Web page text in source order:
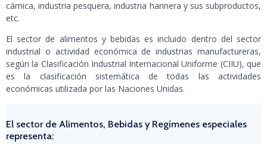
cárnica, industria pesquera, industria harinera y sus subproductos,
etc.
El sector de alimentos y bebidas es incluido dentro del sector
industrial o actividad económica de industrias manufactureras,
según la Clasificación Industrial Internacional Uniforme (CIIU), que
es la clasificación sistemática de todas las actividades
económicas utilizada por las Naciones Unidas.
El sector de Alimentos, Bebidas y Regímenes especiales
representa: